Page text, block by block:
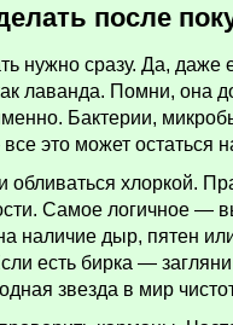
после
нужно сразу. Да, даже
лаванда. Помни, она
Бактерии,
это может остаться
обливаться хлоркой.
Самое логичное —
наличие дыр, пятен
есть бирка —
звезда в мир